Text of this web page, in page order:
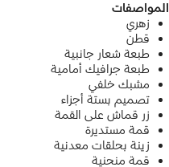
المواصفات
زهري
قطن
طبعة شعار جانبية
طبعة جرافيك أمامية
مشبك خلفي
تصميم بستة أجزاء
زر قماش على القمة
قمة مستديرة
زينة بحلقات معدنية
قمة منحنية